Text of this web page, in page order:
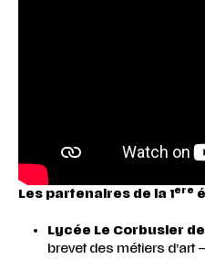
Les partenaires de la 1ere
Lycée Le Corbusier
brevet des métiers d’art